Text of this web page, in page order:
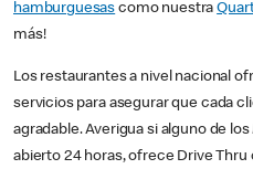
hamburguesas como nuestra
más!
Los restaurantes a nivel nacional
servicios para asegurar que cada
agradable. Averigua si alguno de
abierto 24 horas, ofrece Drive Thru